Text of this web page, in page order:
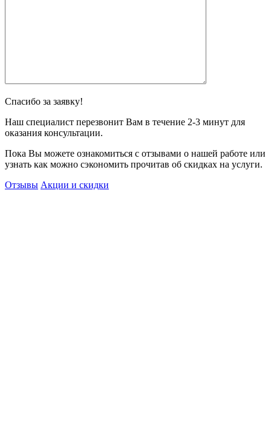
Спасибо за заявку!
Наш специалист перезвонит Вам в течение 2-3 минут для
оказания консультации.
Пока Вы можете ознакомиться с отзывами о нашей работе или
узнать как можно сэкономить прочитав об скидках на услуги.
Отзывы Акции и скидки